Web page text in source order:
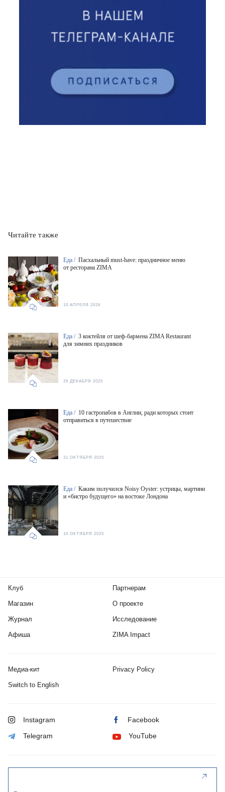
Читайте также
Еда / Пасхальный must-have: праздничное меню
от ресторана ZIMA
10 АПРЕЛЯ 2026
Еда / 3 коктейля от шеф-бармена ZIMA Restaurant
для зимних праздников
26 ДЕКАБРЯ 2025
Еда / 10 гастропабов в Англии, ради которых стоит
отправиться в путешествие
31 ОКТЯБРЯ 2025
Еда / Каким получился Noisy Oyster: устрицы, мартини
и «бистро будущего» на востоке Лондона
16 ОКТЯБРЯ 2025
Клуб
Магазин
Журнал
Афиша
Партнерам
О проекте
Исследование
ZIMA Impact
Медиа-кит Privacy Policy
Switch to English
Instagram Facebook
Telegram YouTube